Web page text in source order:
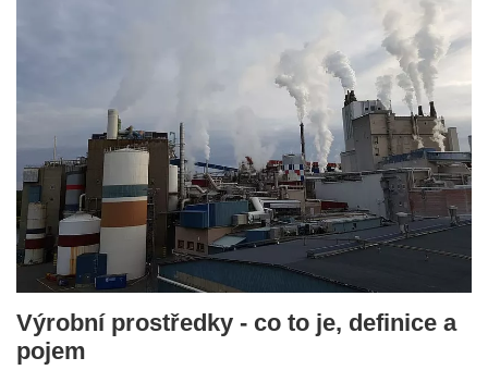
Výrobní prostředky - co to je, definice a
pojem